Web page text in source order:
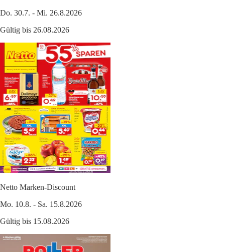
Do. 30.7. - Mi. 26.8.2026
Gültig bis 26.08.2026
Netto Marken-Discount
Mo. 10.8. - Sa. 15.8.2026
Gültig bis 15.08.2026